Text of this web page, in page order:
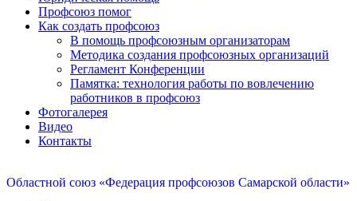
Профсоюз помог
Как создать профсоюз
В помощь профсоюзным организаторам
Методика создания профсоюзных организаций
Регламент Конференции
Памятка: технология работы по вовлечению
работников в профсоюз
Фотогалерея
Видео
Контакты
Областной союз «Федерация профсоюзов Самарской области»